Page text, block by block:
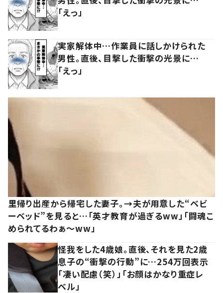
「えっ」
実家解体中…作業員に話しかけられた
男性。直後、目撃した衝撃の光景に…
「えっ」
里帰り出産から帰宅した妻子。→夫が用意した“ベビ
ーベッド”を見ると…「英才教育が過ぎるww」「闘魂こ
められてるわぁ～ww」
怪我をした4歳娘。直後、それを見た2歳
息子の“衝撃の行動”に…254万回表示
「凄い配慮（笑）」「お顔はかなり重症レ
ベル」